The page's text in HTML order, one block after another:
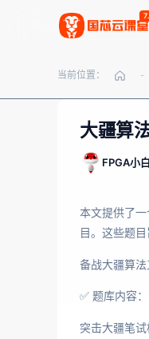
当前位置： -
大疆算
FPGA小白
本文提供了
目。这些题
备战大疆算法
✅ 题库内容：
突击大疆笔试